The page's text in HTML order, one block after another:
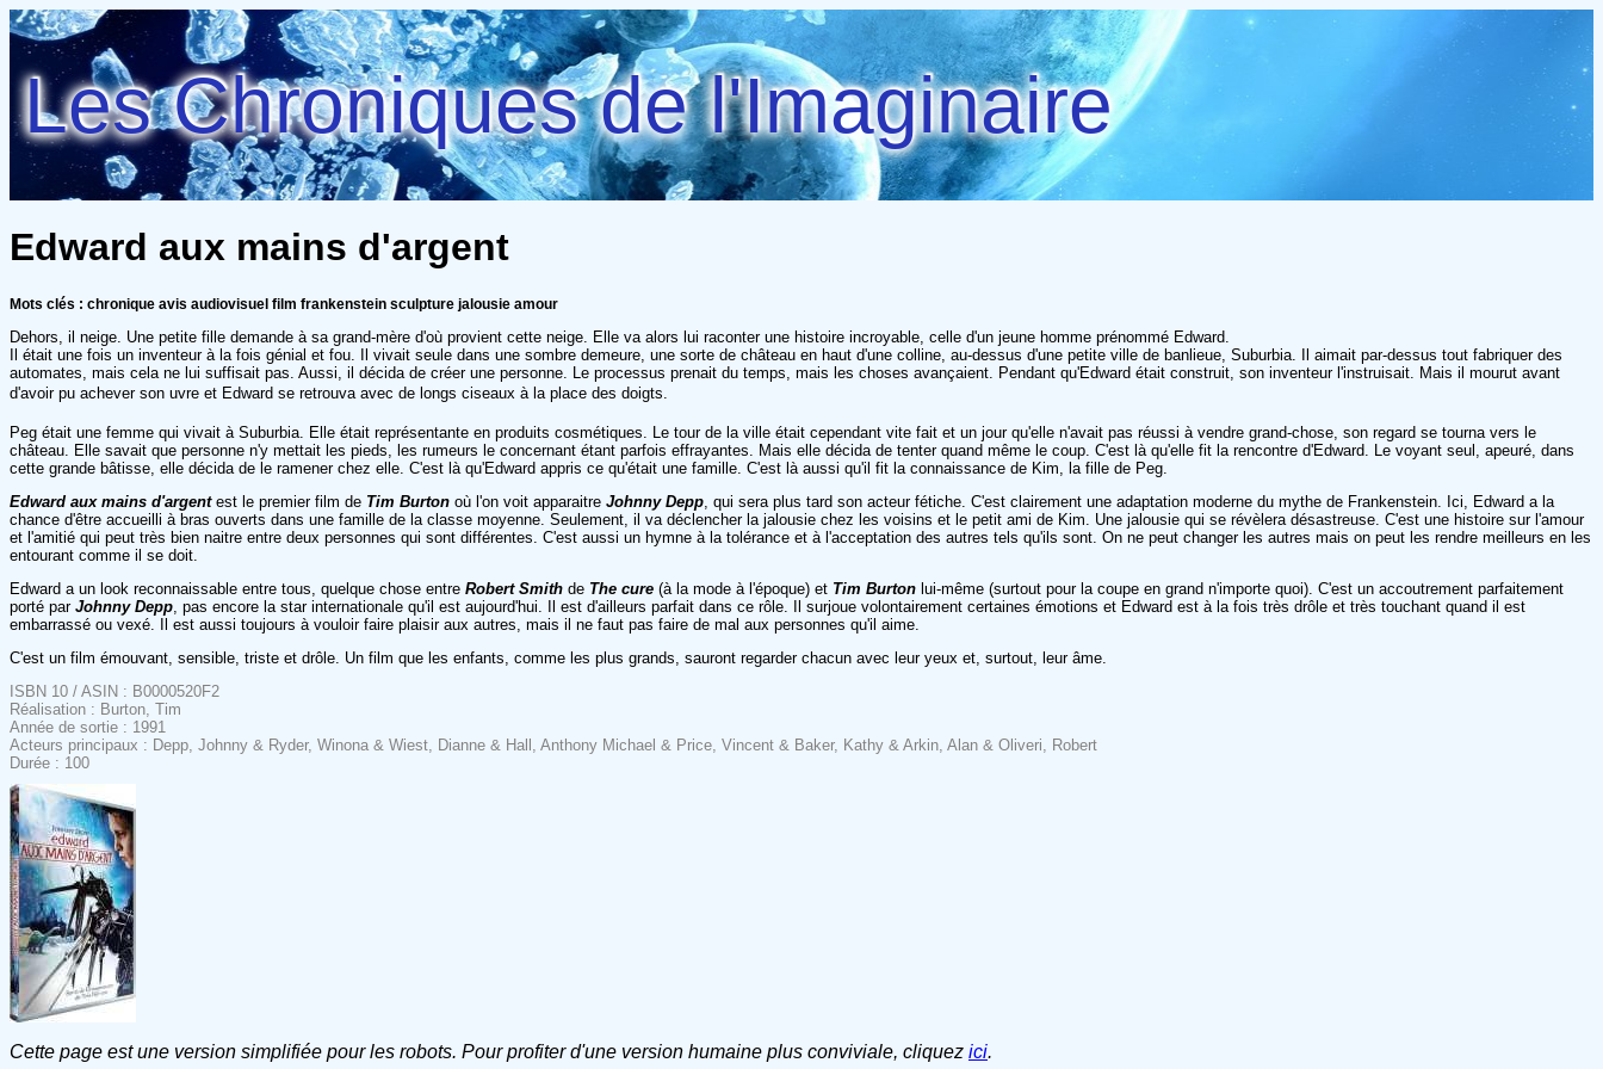
Les Chroniques de l'Imaginaire
Edward aux mains d'argent
Mots clés : chronique avis audiovisuel film frankenstein sculpture jalousie amour
Dehors, il neige. Une petite fille demande à sa grand-mère d'où provient cette neige. Elle va alors lui raconter une histoire incroyable, celle d'un jeune homme prénommé Edward.
Il était une fois un inventeur à la fois génial et fou. Il vivait seule dans une sombre demeure, une sorte de château en haut d'une colline, au-dessus d'une petite ville de banlieue, Suburbia. Il aimait par-dessus tout fabriquer des
automates, mais cela ne lui suffisait pas. Aussi, il décida de créer une personne. Le processus prenait du temps, mais les choses avançaient. Pendant qu'Edward était construit, son inventeur l'instruisait. Mais il mourut avant
d'avoir pu achever son uvre et Edward se retrouva avec de longs ciseaux à la place des doigts.
Peg était une femme qui vivait à Suburbia. Elle était représentante en produits cosmétiques. Le tour de la ville était cependant vite fait et un jour qu'elle n'avait pas réussi à vendre grand-chose, son regard se tourna vers le
château. Elle savait que personne n'y mettait les pieds, les rumeurs le concernant étant parfois effrayantes. Mais elle décida de tenter quand même le coup. C'est là qu'elle fit la rencontre d'Edward. Le voyant seul, apeuré, dans
cette grande bâtisse, elle décida de le ramener chez elle. C'est là qu'Edward appris ce qu'était une famille. C'est là aussi qu'il fit la connaissance de Kim, la fille de Peg.
Edward aux mains d'argentest le premier film de Tim Burton où l'on voit apparaitre Johnny Depp , qui sera plus tard son acteur fétiche. C'est clairement une adaptation moderne du mythe de Frankenstein. Ici, Edward a la
chance d'être accueilli à bras ouverts dans une famille de la classe moyenne. Seulement, il va déclencher la jalousie chez les voisins et le petit ami de Kim. Une jalousie qui se révèlera désastreuse. C'est une histoire sur l'amour
et l'amitié qui peut très bien naitre entre deux personnes qui sont différentes. C'est aussi un hymne à la tolérance et à l'acceptation des autres tels qu'ils sont. On ne peut changer les autres mais on peut les rendre meilleurs en les
entourant comme il se doit.
Edward a un look reconnaissable entre tous, quelque chose entre Robert Smith de The cure (à la mode à l'époque) et Tim Burton lui-même (surtout pour la coupe en grand n'importe quoi). C'est un accoutrement parfaitement
porté par Johnny Depp , pas encore la star internationale qu'il est aujourd'hui. Il est d'ailleurs parfait dans ce rôle. Il surjoue volontairement certaines émotions et Edward est à la fois très drôle et très touchant quand il est
embarrassé ou vexé. Il est aussi toujours à vouloir faire plaisir aux autres, mais il ne faut pas faire de mal aux personnes qu'il aime.
C'est un film émouvant, sensible, triste et drôle. Un film que les enfants, comme les plus grands, sauront regarder chacun avec leur yeux et, surtout, leur âme.
ISBN 10 / ASIN : B0000520F2
Réalisation : Burton, Tim
Année de sortie : 1991
Acteurs principaux : Depp, Johnny & Ryder, Winona & Wiest, Dianne & Hall, Anthony Michael & Price, Vincent & Baker, Kathy & Arkin, Alan & Oliveri, Robert
Durée : 100
Cette page est une version simplifiée pour les robots. Pour profiter d'une version humaine plus conviviale, cliquez ici.